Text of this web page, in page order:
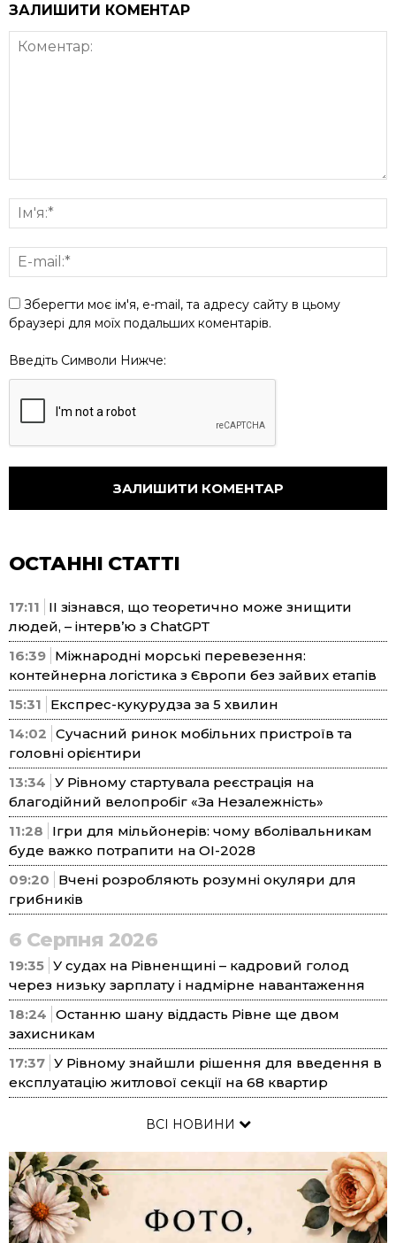
ЗАЛИШИТИ КОМЕНТАР
Зберегти моє ім'я, e-mail, та адресу сайту в цьому
браузері для моїх подальших коментарів.
Введіть Символи Нижче:
ОСТАННІ СТАТТІ
17:11
ІІ зізнався, що теоретично може знищити
людей, – інтерв’ю з ChatGPT
16:39 Міжнародні морські перевезення:
контейнерна логістика з Європи без зайвих етапів
15:31
Експрес-кукурудза за 5 хвилин
14:02 Сучасний ринок мобільних пристроїв та
головні орієнтири
13:34 У Рівному стартувала реєстрація на
благодійний велопробіг «За Незалежність»
11:28
Ігри для мільйонерів: чому вболівальникам
буде важко потрапити на ОІ-2028
09:20
Вчені розробляють розумні окуляри для
грибників
6 Серпня 2026
19:35 У судах на Рівненщині – кадровий голод
через низьку зарплату і надмірне навантаження
18:24 Останню шану віддасть Рівне ще двом
захисникам
17:37 У Рівному знайшли рішення для введення в
експлуатацію житлової секції на 68 квартир
ВСІ НОВИНИ